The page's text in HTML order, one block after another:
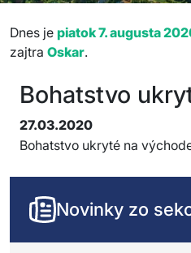
Dnes je piatok 7. augusta
zajtra Oskar.
Novinky zo
Bohatstvo
27.03.2020
Bohatstvo ukryté na